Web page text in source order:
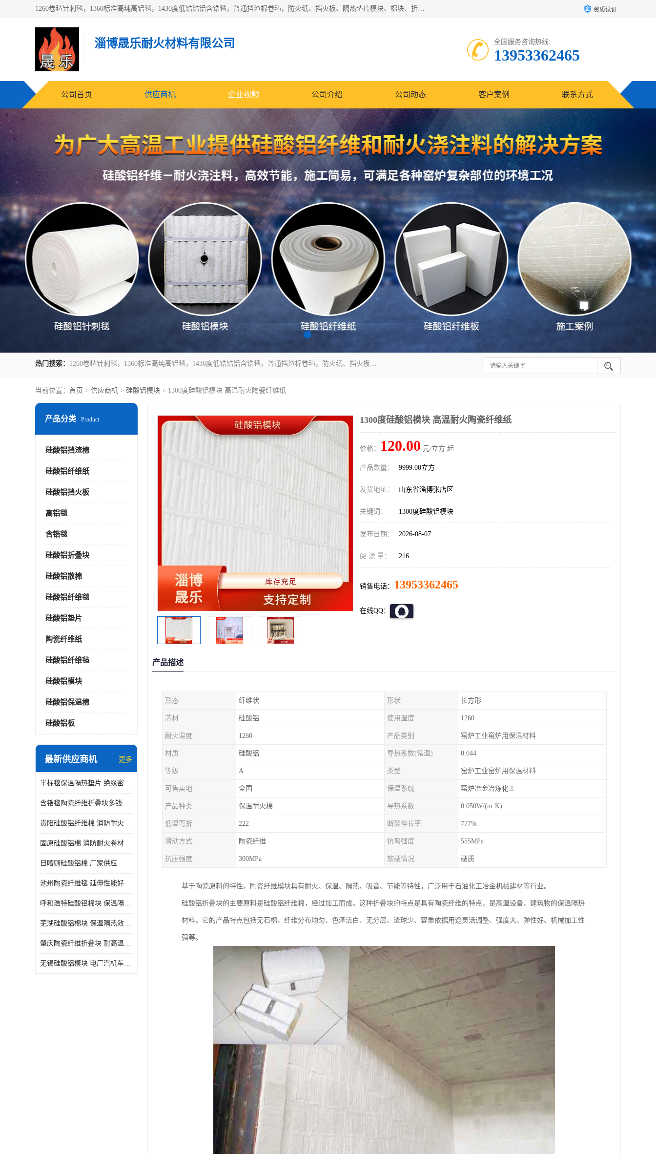
1260卷毡针刺毯，1360标准高纯高铝毯，1430度低锆锆铝含锆毯，普通挡渣棉卷毡，防火纸、挡火板、隔热垫片模块、棉块、折叠块、散棉高温固化剂价格规格密度多少钱图片视频立方平米参数指标 资质认证
淄博晟乐耐火材料有限公司 全国服务咨询热线:
13953362465
公司首页 供应商机 企业视频 公司介绍 公司动态 客户案例 联系方式
热门搜索： 1260卷毡针刺毯，1360标准高纯高铝毯，1430度低锆锆铝含锆毯，普通挡渣棉卷毡，防火纸、挡火板、隔热垫片模块、棉块、折叠块、散棉高温固化剂价格规格密度多少钱图片视频立方平米参数指标
当前位置： 首页 > 供应商机 > 硅酸铝模块 > 1300度硅酸铝模块 高温耐火陶瓷纤维纸
产品分类 Product
硅酸铝挡渣棉
硅酸铝纤维纸
硅酸铝挡火板
高铝毯
含锆毯
硅酸铝折叠块
硅酸铝散棉
硅酸铝纤维毯
硅酸铝垫片
陶瓷纤维纸
硅酸铝纤维毡
硅酸铝模块
硅酸铝保温棉
硅酸铝板
最新供应商机 更多
半标毯保温隔热垫片 绝缘密封垫片
含锆毯陶瓷纤维折叠块多钱一立方 硅酸铝模块
贵阳硅酸铝纤维棉 消防耐火卷材
固原硅酸铝棉 消防耐火卷材
日喀则硅酸铝棉 厂家供应
池州陶瓷纤维毯 延伸性能好
呼和浩特硅酸铝棉块 保温隔热效果好
芜湖硅酸铝棉块 保温隔热效果好
肇庆陶瓷纤维折叠块 耐高温阻燃 抗撕裂 质地硬
无锡硅酸铝模块 电厂汽机车间设备管道保温用硅酸铝棉
1300度硅酸铝模块 高温耐火陶瓷纤维纸
价格： 120.00 元/立方 起
产品数量： 9999.00立方
发货地址： 山东省淄博张店区
关键词： 1300度硅酸铝模块
发布日期： 2026-08-07
阅 读 量： 216
销售电话： 13953362465
在线QQ：
产品描述
形态 纤维状 形状 长方形
芯材 硅酸铝 使用温度 1260
耐火温度 1260 产品类别 窑炉工业窑炉用保温材料
材质 硅酸铝 导热系数(常温) 0.044
等级 A 类型 窑炉工业窑炉用保温材料
可售卖地 全国 保温系统 窑炉冶金冶炼化工
产品种类 保温耐火棉 导热系数 0.050W/(m·K)
低温弯折 222 断裂伸长率 777%
滑动方式 陶瓷纤维 抗弯强度 555MPa
抗压强度 300MPa 软硬情况 硬质
基于陶瓷原料的特性，陶瓷纤维模块具有耐火、保温、隔热、吸音、节能等特性，广泛用于石油化工冶金机械建材等行业。
硅酸铝折叠块的主要原料是硅酸铝纤维棉，经过加工而成。这种折叠块的特点是具有陶瓷纤维的特点，是高温设备、建筑物的保温隔热
材料。它的产品特点包括无石棉、纤维分布均匀、色泽洁白、无分层、渣球少、容重依据用途灵活调整、强度大、弹性好、机械加工性
强等。